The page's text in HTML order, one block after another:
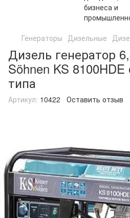
Генераторы Дизельные
Дизель генератор
Söhnen KS
типа
Артикул: 10422 Оставить отзыв